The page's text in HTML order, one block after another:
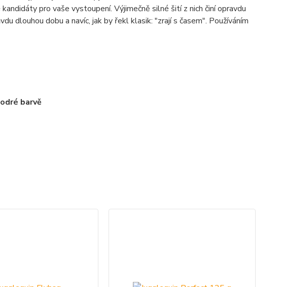
pro vaše vystoupení. Výjimečně silné šití z nich činí opravdu
dlouhou dobu a navíc, jak by řekl klasik: "zrají s časem". Používáním
barvě